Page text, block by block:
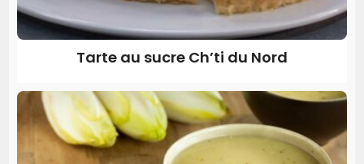
Tarte au sucre Ch’ti du Nord